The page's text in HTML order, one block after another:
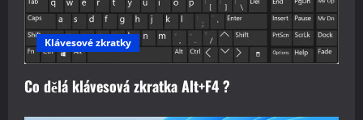
Klávesové zkratky
Co dělá klávesová zkratka Alt+F4 ?